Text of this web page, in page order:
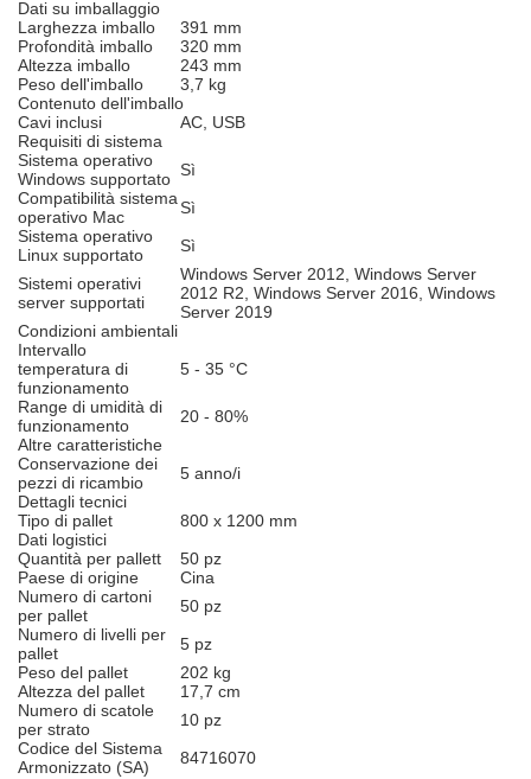
Dati su imballaggio
Larghezza imballo
391 mm
Profondità imballo
320 mm
Altezza imballo
243 mm
Peso dell'imballo
3,7 kg
Contenuto dell'imballo
Cavi inclusi
AC, USB
Requisiti di sistema
Sistema operativo
Windows supportato Sì
Compatibilità sistema
operativo Mac
Sì
Sistema operativo
Linux supportato
Sì
Sistemi operativi
server supportati
Windows Server 2012, Windows Server
2012 R2, Windows Server 2016, Windows
Server 2019
Condizioni ambientali
Intervallo
temperatura di
funzionamento
5 - 35 °C
Range di umidità di
funzionamento
20 - 80%
Altre caratteristiche
Conservazione dei
pezzi di ricambio
5 anno/i
Dettagli tecnici
Tipo di pallet
800 x 1200 mm
Dati logistici
Quantità per pallett
50 pz
Paese di origine
Cina
Numero di cartoni
per pallet
50 pz
Numero di livelli per
pallet
5 pz
Peso del pallet
202 kg
Altezza del pallet
17,7 cm
Numero di scatole
per strato
10 pz
Codice del Sistema
Armonizzato (SA)
84716070